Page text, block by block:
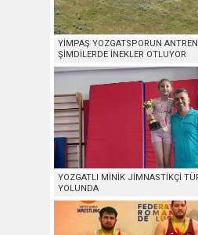
YİMPAŞ YOZGATSPORUN
ŞİMDİLERDE İNEKLER OTLUYOR
YOZGATLI MİNİK JİMNASTİKÇİ
YOLUNDA